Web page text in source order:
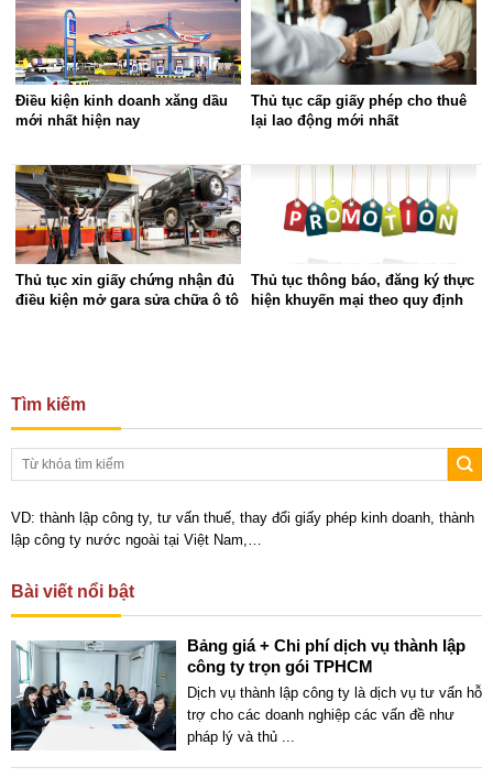
Điều kiện kinh doanh xăng dầu
mới nhất hiện nay
Thủ tục cấp giấy phép cho thuê
lại lao động mới nhất
Thủ tục xin giấy chứng nhận đủ
điều kiện mở gara sửa chữa ô tô
Thủ tục thông báo, đăng ký thực
hiện khuyến mại theo quy định
Tìm kiếm
VD: thành lập công ty, tư vấn thuế, thay đổi giấy phép kinh doanh, thành
lập công ty nước ngoài tại Việt Nam,…
Bài viết nổi bật
Bảng giá + Chi phí dịch vụ thành lập
công ty trọn gói TPHCM
Dịch vụ thành lập công ty là dịch vụ tư vấn hỗ
trợ cho các doanh nghiệp các vấn đề như
pháp lý và thủ